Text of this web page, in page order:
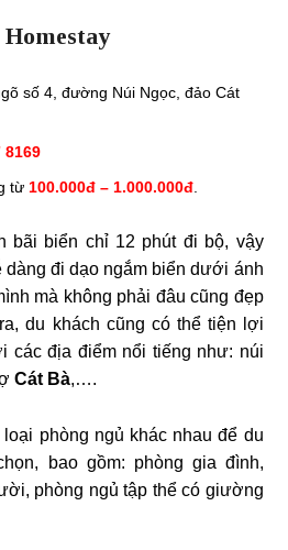
số 4, đường Núi Ngọc, đảo Cát
8169
từ 100.000đ – 1.000.000đ
bãi biển chỉ 12 phút đi bộ, vậy
dàng đi dạo ngắm biển dưới ánh
mà không phải đâu cũng đẹp
du khách cũng có thể tiện lợi
các địa điểm nổi tiếng như: núi
Cát Bà,….
loại phòng ngủ khác nhau để du
bao gồm: phòng gia đình,
phòng ngủ tập thể có giường